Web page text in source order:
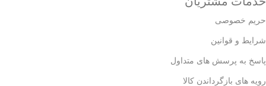
حریم خصوصی
شرایط و قوانین
پاسخ به پرسش های متداول
رویه های بازگرداندن کالا